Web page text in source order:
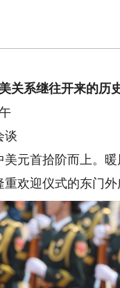
关系继往开来的历
首拾阶而上。暖
欢迎仪式的东门外